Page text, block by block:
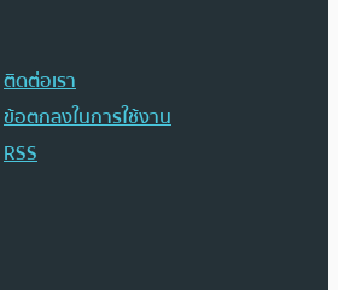
ติดต่อเรา
ข้อตกลงในการใช้งาน
RSS